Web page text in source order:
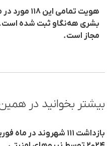
هویت تمامی
بشری هه‌نگاو ثبت شده است.
مجاز است.
بیشتر بخوانید در
بازداشت ۱۱۱ شهروند در ماه